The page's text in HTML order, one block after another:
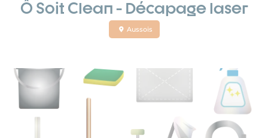
Ô Soit Clean - Décapage laser
Aussois